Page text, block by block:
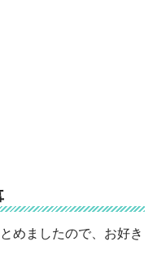
めましたので、お好き